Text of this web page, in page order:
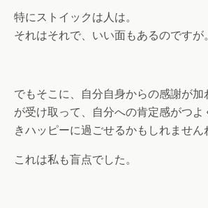
特にストイックは人は。
それはそれで、いい面もあるのですが。
でもそこに、自分自身からの感謝が
が受け取って、自分への肯定感がつよ
きハッピーに過ごせるかもしれません
これは私も盲点でした。